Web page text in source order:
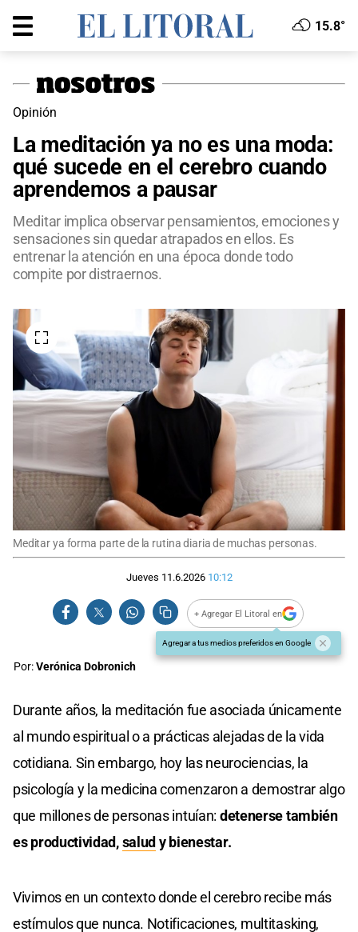
15.8°
Opinión
La meditación ya no es una moda:
qué sucede en el cerebro cuando
aprendemos a pausar
Meditar implica observar pensamientos, emociones y
sensaciones sin quedar atrapados en ellos. Es
entrenar la atención en una época donde todo
compite por distraernos.
Meditar ya forma parte de la rutina diaria de muchas personas.
Jueves 11.6.2026 10:12
+ Agregar El Litoral en
Agregar a tus medios preferidos en Google
Por:Verónica Dobronich
Durante años, la meditación fue asociada únicamente
al mundo espiritual o a prácticas alejadas de la vida
cotidiana. Sin embargo, hoy las neurociencias, la
psicología y la medicina comenzaron a demostrar algo
que millones de personas intuían: detenerse también
es productividad,salud y bienestar.
Vivimos en un contexto donde el cerebro recibe más
estímulos que nunca. Notificaciones, multitasking,